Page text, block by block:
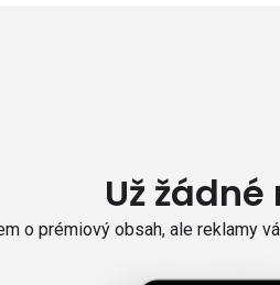
Už
o prémiový obsah, ale reklamy